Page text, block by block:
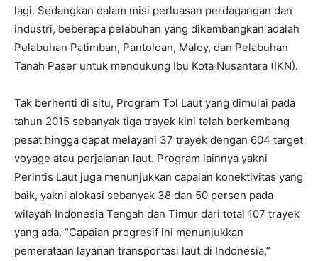
lagi. Sedangkan dalam misi perluasan perdagangan dan
industri, beberapa pelabuhan yang dikembangkan adalah
Pelabuhan Patimban, Pantoloan, Maloy, dan Pelabuhan
Tanah Paser untuk mendukung Ibu Kota Nusantara (IKN).
Tak berhenti di situ, Program Tol Laut yang dimulai pada
tahun 2015 sebanyak tiga trayek kini telah berkembang
pesat hingga dapat melayani 37 trayek dengan 604 target
voyage atau perjalanan laut. Program lainnya yakni
Perintis Laut juga menunjukkan capaian konektivitas yang
baik, yakni alokasi sebanyak 38 dan 50 persen pada
wilayah Indonesia Tengah dan Timur dari total 107 trayek
yang ada. “Capaian progresif ini menunjukkan
pemerataan layanan transportasi laut di Indonesia,”